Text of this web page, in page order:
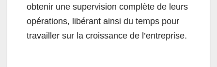
obtenir une supervision complète de leurs
opérations, libérant ainsi du temps pour
travailler sur la croissance de l’entreprise.